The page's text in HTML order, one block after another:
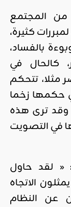
المجتمع
كثيرة،
بالفساد،
كالحال في
مثلا، تتحكم
حكمها زخما
وقد ترى هذه
في التصويت
« لقد حاول
الاتجاه
عن النظام